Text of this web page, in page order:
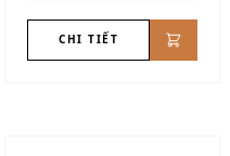
CHI TIẾT